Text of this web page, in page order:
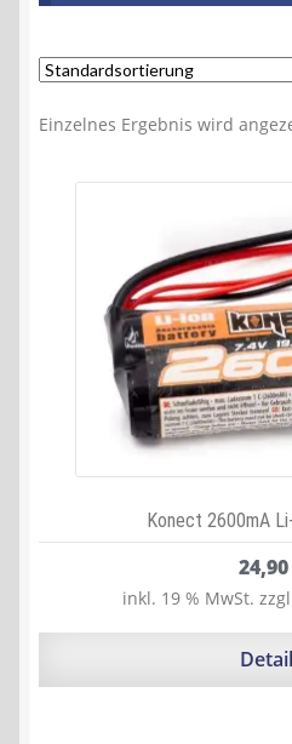
Einzelnes Ergebnis wird
Konect 2600mA
24,90
inkl. 19 % MwSt.